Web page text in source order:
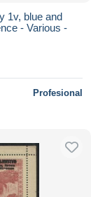
1v, blue and
- Various -
Profesional